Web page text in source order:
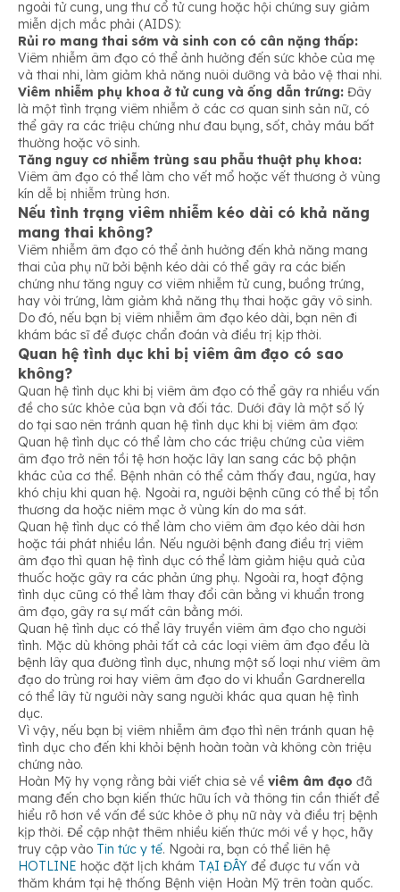
ngoài tử cung, ung thư cổ tử cung hoặc hội chứng suy giảm
miễn dịch mắc phải (AIDS):
Rủi ro mang thai sớm và sinh con có cân nặng thấp:
Viêm nhiễm âm đạo có thể ảnh hưởng đến sức khỏe của mẹ
và thai nhi, làm giảm khả năng nuôi dưỡng và bảo vệ thai nhi.
Viêm nhiễm phụ khoa ở tử cung và ống dẫn trứng: Đây
là một tình trạng viêm nhiễm ở các cơ quan sinh sản nữ, có
thể gây ra các triệu chứng như đau bụng, sốt, chảy máu bất
thường hoặc vô sinh.
Tăng nguy cơ nhiễm trùng sau phẫu thuật phụ khoa:
Viêm âm đạo có thể làm cho vết mổ hoặc vết thương ở vùng
kín dễ bị nhiễm trùng hơn.
Nếu tình trạng viêm nhiễm kéo dài có khả năng
mang thai không?
Viêm nhiễm âm đạo có thể ảnh hưởng đến khả năng mang
thai của phụ nữ bởi bệnh kéo dài có thể gây ra các biến
chứng như tăng nguy cơ viêm nhiễm tử cung, buồng trứng,
hay vòi trứng, làm giảm khả năng thụ thai hoặc gây vô sinh.
Do đó, nếu bạn bị viêm nhiễm âm đạo kéo dài, bạn nên đi
khám bác sĩ để được chẩn đoán và điều trị kịp thời.
Quan hệ tình dục khi bị viêm âm đạo có sao
không?
Quan hệ tình dục khi bị viêm âm đạo có thể gây ra nhiều vấn
đề cho sức khỏe của bạn và đối tác. Dưới đây là một số lý
do tại sao nên tránh quan hệ tình dục khi bị viêm âm đạo:
Quan hệ tình dục có thể làm cho các triệu chứng của viêm
âm đạo trở nên tồi tệ hơn hoặc lây lan sang các bộ phận
khác của cơ thể. Bệnh nhân có thể cảm thấy đau, ngứa, hay
khó chịu khi quan hệ. Ngoài ra, người bệnh cũng có thể bị tổn
thương da hoặc niêm mạc ở vùng kín do ma sát.
Quan hệ tình dục có thể làm cho viêm âm đạo kéo dài hơn
hoặc tái phát nhiều lần. Nếu người bệnh đang điều trị viêm
âm đạo thì quan hệ tình dục có thể làm giảm hiệu quả của
thuốc hoặc gây ra các phản ứng phụ. Ngoài ra, hoạt động
tình dục cũng có thể làm thay đổi cân bằng vi khuẩn trong
âm đạo, gây ra sự mất cân bằng mới.
Quan hệ tình dục có thể lây truyền viêm âm đạo cho người
tình. Mặc dù không phải tất cả các loại viêm âm đạo đều là
bệnh lây qua đường tình dục, nhưng một số loại như viêm âm
đạo do trùng roi hay viêm âm đạo do vi khuẩn Gardnerella
có thể lây từ người này sang người khác qua quan hệ tình
dục.
Vì vậy, nếu bạn bị viêm nhiễm âm đạo thì nên tránh quan hệ
tình dục cho đến khi khỏi bệnh hoàn toàn và không còn triệu
chứng nào.
Hoàn Mỹ hy vọng rằng bài viết chia sẻ về viêm âm đạo đã
mang đến cho bạn kiến thức hữu ích và thông tin cần thiết để
hiểu rõ hơn về vấn đề sức khỏe ở phụ nữ này và điều trị bệnh
kịp thời. Để cập nhật thêm nhiều kiến thức mới về y học, hãy
truy cập vào Tin tức y tế. Ngoài ra, bạn có thể liên hệ
HOTLINE hoặc đặt lịch khám TẠI ĐÂY để được tư vấn và
thăm khám tại hệ thống Bệnh viện Hoàn Mỹ trên toàn quốc.